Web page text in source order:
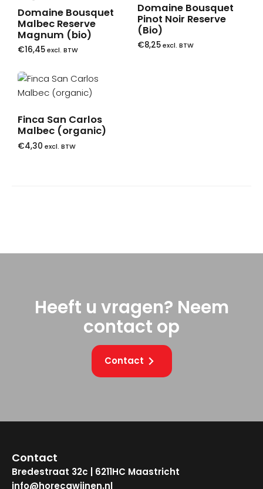
Domaine Bousquet
Malbec Reserve
Magnum (bio)
€16,45 excl. BTW
Domaine Bousquet
Pinot Noir Reserve
(Bio)
€8,25 excl. BTW
Finca San Carlos
Malbec (organic)
€4,30 excl. BTW
Heeft u vragen? Neem
contact op
Contact
Contact
Bredestraat 32c | 6211HC Maastricht
info@horecawijnen.nl